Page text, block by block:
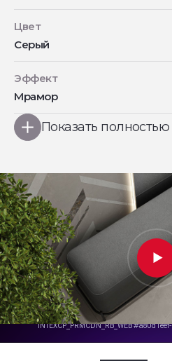
Цвет
Серый
Эффект
Мрамор
Показать полностью